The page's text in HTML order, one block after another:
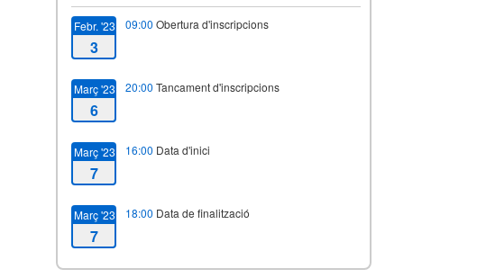
Febr. '23
3
09:00 Obertura d'inscripcions
Març '23
6
20:00 Tancament d'inscripcions
Març '23
7
16:00 Data d'inici
Març '23
7
18:00 Data de finalització